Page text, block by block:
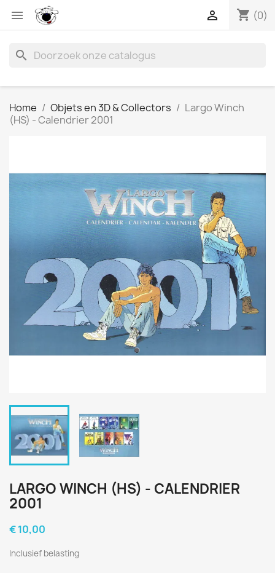
 shopping_cart (0)

search
Home Objets en 3D & Collectors
Largo Winch
(HS) - Calendrier 2001
LARGO WINCH (HS) - CALENDRIER
2001
€ 10,00
Inclusief belasting